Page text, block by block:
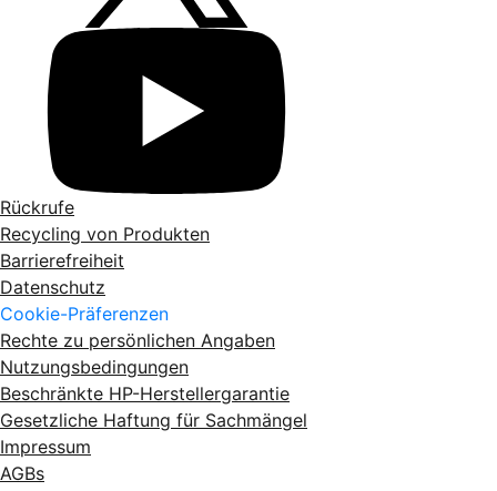
Rückrufe
Recycling von Produkten
Barrierefreiheit
Datenschutz
Cookie-Präferenzen
Rechte zu persönlichen Angaben
Nutzungsbedingungen
Beschränkte HP-Herstellergarantie
Gesetzliche Haftung für Sachmängel
Impressum
AGBs